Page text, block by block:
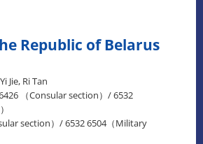
Republic of Belarus
Jie, Ri Tan
（Consular section）/ 6532
section）/ 6532 6504（Military